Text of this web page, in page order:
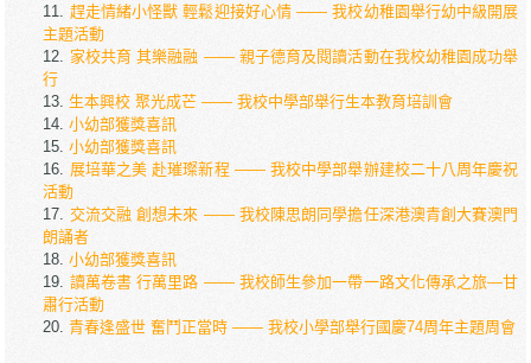
趕走情緒小怪獸 輕鬆迎接好心情 —— 我校幼稚園舉行幼中級開展
主題活動
家校共育 其樂融融 —— 親子德育及閱讀活動在我校幼稚園成功舉
行
生本興校 聚光成芒 —— 我校中學部舉行生本教育培訓會
小幼部獲獎喜訊
小幼部獲獎喜訊
展培華之美 赴璀璨新程 —— 我校中學部舉辦建校二十八周年慶祝
活動
交流交融 創想未來 —— 我校陳思朗同學擔任深港澳青創大賽澳門
朗誦者
小幼部獲獎喜訊
讀萬卷書 行萬里路 —— 我校師生參加一帶一路文化傳承之旅—甘
肅行活動
青春逢盛世 奮鬥正當時 —— 我校小學部舉行國慶74周年主題周會